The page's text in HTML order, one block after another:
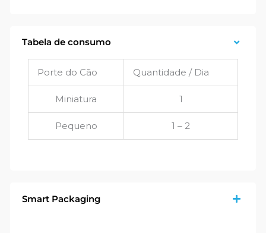
Tabela de consumo
Porte do Cão Quantidade / Dia
Miniatura 1
Pequeno 1 – 2
Smart Packaging